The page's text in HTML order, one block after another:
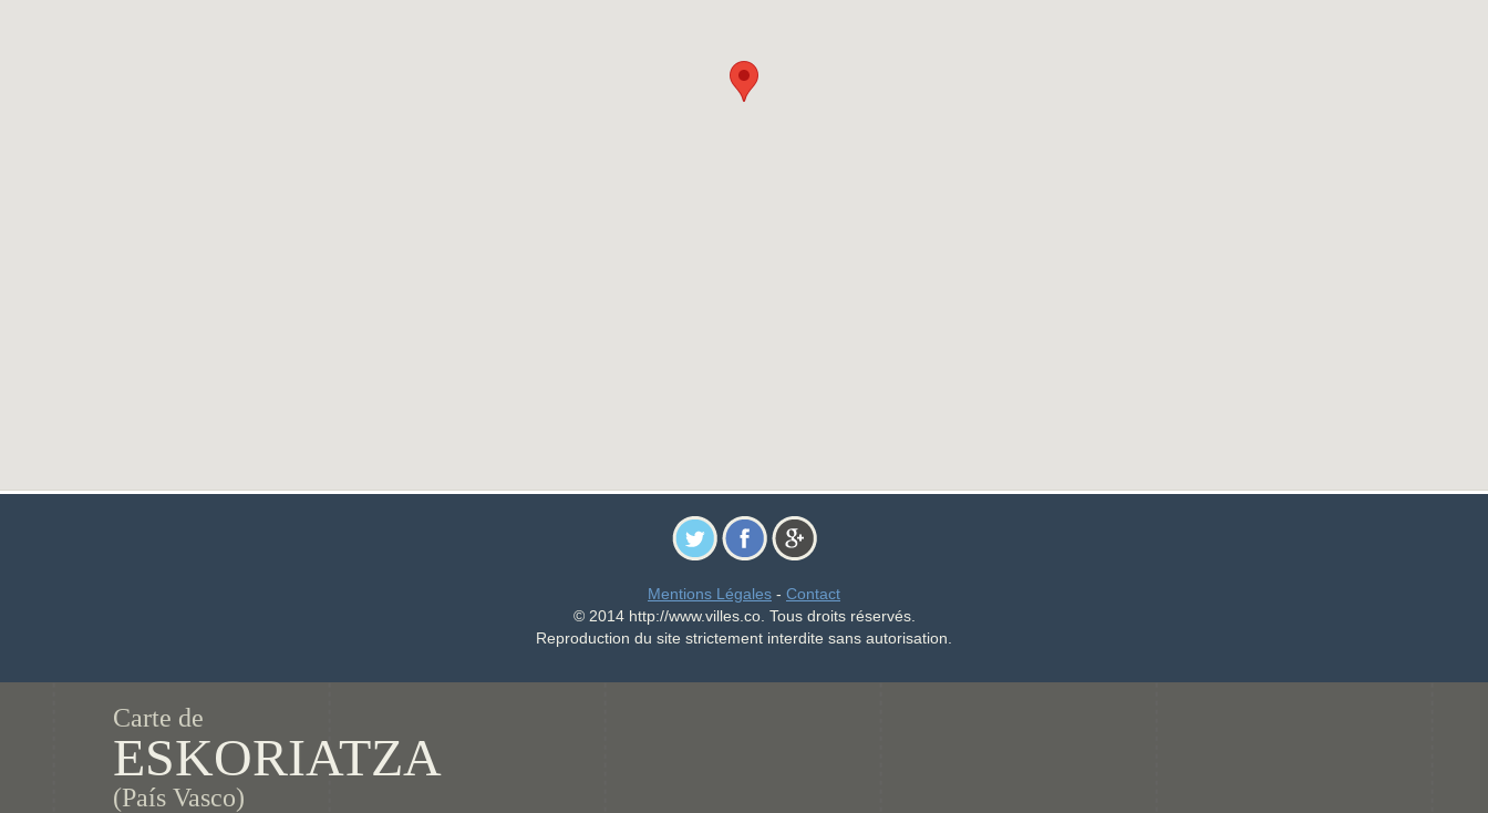
Mentions Légales - Contact
© 2014 http://www.villes.co. Tous droits réservés.
Reproduction du site strictement interdite sans autorisation.
Carte de
ESKORIATZA
(País Vasco)